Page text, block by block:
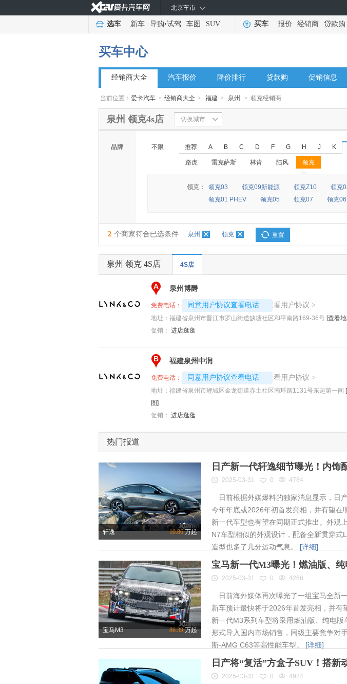
北京车市
选车 新车 导购•试驾 车图 SUV 买车 报价 经销商 贷款购
买车中心
经销商大全 汽车报价 降价排行 贷款购 促销信息
当前位置： 爱卡汽车 > 经销商大全 > 福建 > 泉州 > 领克经销商
泉州 领克4s店 切换城市
品牌 不限 推荐 A B C D F G H J K
路虎 雷克萨斯 林肯 陆风 领克
◆
◆
领克： 领克03 领克09新能源 领克Z10 领克
领克01 PHEV
领克05 领克07 领克06
2 个商家符合已选条件 泉州 领克 重置
泉州 领克 4S店 4S店
A 泉州博爵
免费电话： 同意用户协议查看电话
4008192707-4367 查看用户协议 >
地址： 福建省泉州市晋江市罗山街道缺塘社区和平南路169-36号 [查看
促销： 进店逛逛
B 福建泉州中润
免费电话： 同意用户协议查看电话
4008192707-5722 查看用户协议 >
地址： 福建省泉州市鲤城区金龙街道赤土社区南环路1131号东起第一间
图]
促销： 进店逛逛
热门报道
轩逸 10.86万起
日产新一代轩逸细节曝光！内饰
2025-03-31 0 4784
日前根据外媒爆料的独家消息显示，日
今年年底或2026年初首发亮相，并有望在
新一代车型也有望在同期正式推出。外观
N7车型相似的外观设计，配备全新贯穿式
造型也多了几分运动气息。 [详细]
宝马M3 86.39万起
宝马新一代M3曝光！燃油版、
2025-03-31 0 4266
日前海外媒体再次曝光了一组宝马全新
新车预计最快将于2026年首发亮相，并有
新一代M3系列车型将采用燃油版、纯电版
形式导入国内市场销售，同级主要竞争对
斯-AMG C63等高性能车型。 [详细]
日产将“复活”方盒子SUV！搭新
2025-03-31 0 4924